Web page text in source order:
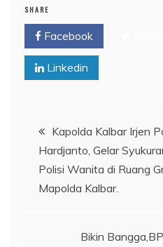
SHARE
Facebook
Linkedin
Navigasi
pos
Kapolda Kalbar Irjen
Hardjanto, Gelar
Polisi Wanita di Ruang
Mapolda Kalbar.
Bikin